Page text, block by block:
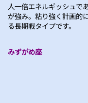
人一倍エネルギッシュで
が強み。粘り強く計画的
る長期戦タイプです。
みずがめ座